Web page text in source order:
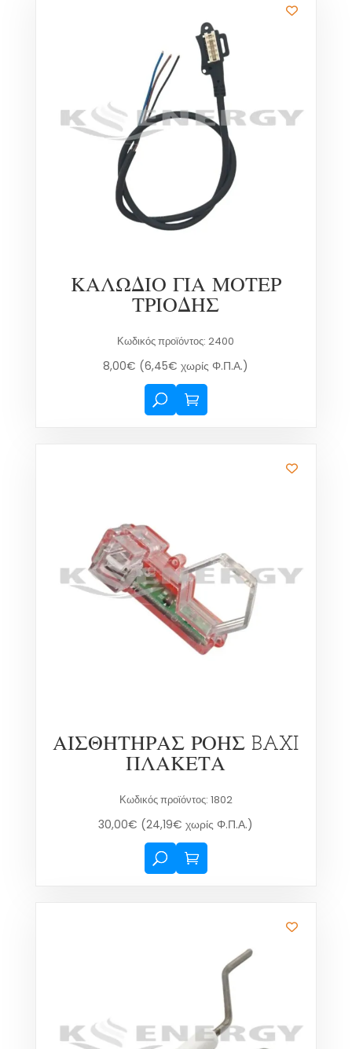
ΚΑΛΩΔΙΟ ΓΙΑ ΜΟΤΕΡ
ΤΡΙΟΔΗΣ
Κωδικός προϊόντος: 2400
8,00€ (6,45€ χωρίς Φ.Π.Α.)
ΑΙΣΘΗΤΗΡΑΣ ΡΟΗΣ BAXI
ΠΛΑΚΕΤΑ
Κωδικός προϊόντος: 1802
30,00€ (24,19€ χωρίς Φ.Π.Α.)